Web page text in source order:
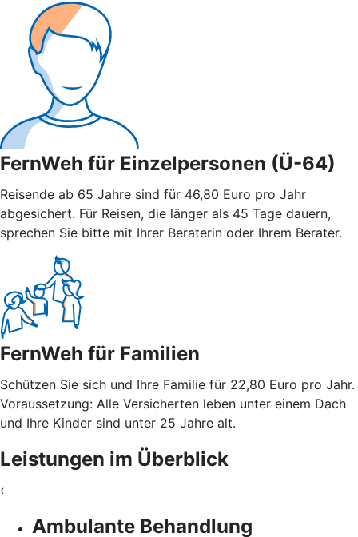
FernWeh für Einzelpersonen (Ü-64)
Reisende ab 65 Jahre sind für 46,80 Euro pro Jahr
abgesichert. Für Reisen, die länger als 45 Tage dauern,
sprechen Sie bitte mit Ihrer Beraterin oder Ihrem Berater.
FernWeh für Familien
Schützen Sie sich und Ihre Familie für 22,80 Euro pro Jahr.
Voraussetzung: Alle Versicherten leben unter einem Dach
und Ihre Kinder sind unter 25 Jahre alt.
Leistungen im Überblick
‹
Ambulante Behandlung